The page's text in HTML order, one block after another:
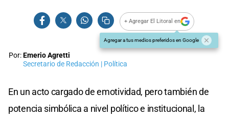
+ Agregar El Litoral en
Agregar a tus medios preferidos en Google
Por:Emerio Agretti
Secretario de Redacción | Política
En un acto cargado de emotividad, pero también de
potencia simbólica a nivel político e institucional, la